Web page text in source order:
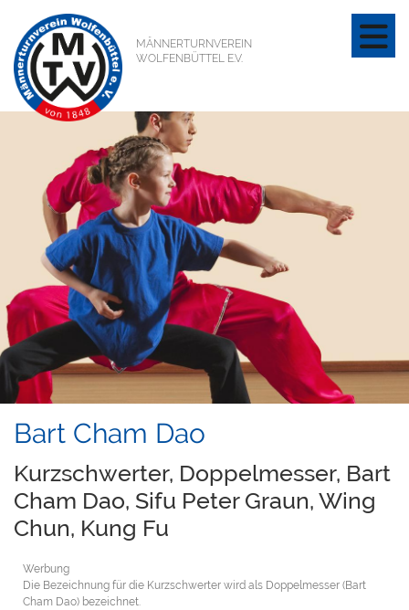
MÄNNERTURNVEREIN
WOLFENBÜTTEL E.V.
Bart Cham Dao
Kurzschwerter, Doppelmesser, Bart
Cham Dao, Sifu Peter Graun, Wing
Chun, Kung Fu
Werbung
Die Bezeichnung für die Kurzschwerter wird als Doppelmesser (Bart
Cham Dao) bezeichnet.